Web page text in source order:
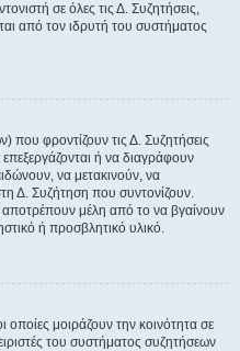
σε όλες τις Δ. Συζητήσεις,
από τον ιδρυτή του συστήματος
που φροντίζουν τις Δ. Συζητήσεις
ή να διαγράφουν
να μετακινούν, να
Δ. Συζήτηση που συντονίζουν.
αποτρέπουν μέλη από το να βγαίνουν
ή προσβλητικό υλικό.
μοιράζουν την κοινότητα σε
του συστήματος συζητήσεων